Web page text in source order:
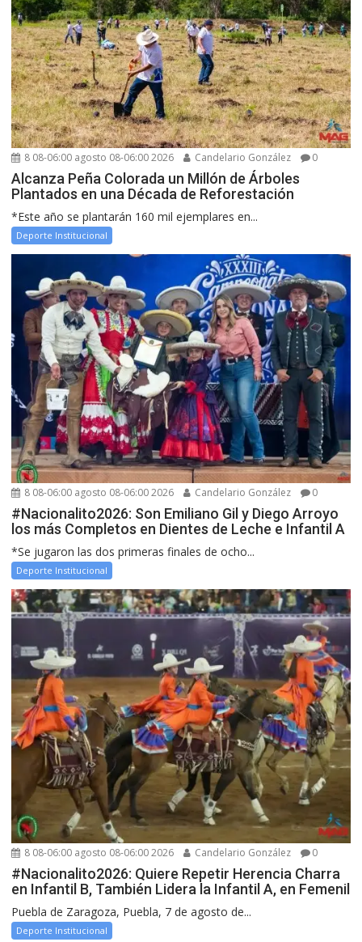
8 08-06:00 agosto 08-06:00 2026 Candelario González 0
Alcanza Peña Colorada un Millón de Árboles
Plantados en una Década de Reforestación
*Este año se plantarán 160 mil ejemplares en...
Deporte Institucional
8 08-06:00 agosto 08-06:00 2026 Candelario González 0
#Nacionalito2026: Son Emiliano Gil y Diego Arroyo
los más Completos en Dientes de Leche e Infantil A
*Se jugaron las dos primeras finales de ocho...
Deporte Institucional
8 08-06:00 agosto 08-06:00 2026 Candelario González 0
#Nacionalito2026: Quiere Repetir Herencia Charra
en Infantil B, También Lidera la Infantil A, en Femenil
Puebla de Zaragoza, Puebla, 7 de agosto de...
Deporte Institucional